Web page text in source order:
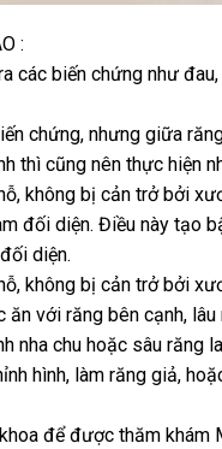
:
các biến chứng như
chứng, nhưng giữa
thì cũng nên thực hiện
không bị cản trở bởi
đối diện. Điều này tạo
diện.
không bị cản trở bởi
với răng bên cạnh,
nha chu hoặc sâu răng
hình, làm răng giả,
để được thăm khám